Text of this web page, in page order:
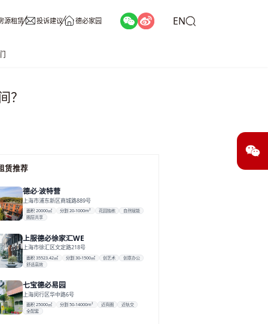
源租赁 投诉建议 德必家园 EN
？
赁推荐
德必·波特营
上海市浦东新区商城路889号
面积 20000㎡ 分割 20-1000m² 花园独栋
自然赋能
圈层共享
上服德必徐家汇WE
上海市徐汇区文定路218号
面积 35523.42㎡ 分割 30-1500㎡ 创艺术
创意办公
舒适高效
七宝德必易园
上海闵行区华中路6号
面积 25000㎡ 分割 50-14000m² 近商圈
近轨交
全配套